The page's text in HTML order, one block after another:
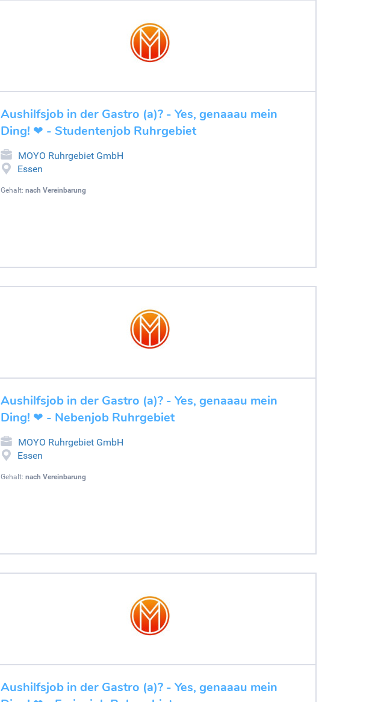
Aushilfsjob in der Gastro (a)? - Yes, genaaau mein
Ding! ❤ - Studentenjob Ruhrgebiet
MOYO Ruhrgebiet GmbH
Essen
Gehalt: nach Vereinbarung
Aushilfsjob in der Gastro (a)? - Yes, genaaau mein
Ding! ❤ - Nebenjob Ruhrgebiet
MOYO Ruhrgebiet GmbH
Essen
Gehalt: nach Vereinbarung
Aushilfsjob in der Gastro (a)? - Yes, genaaau mein